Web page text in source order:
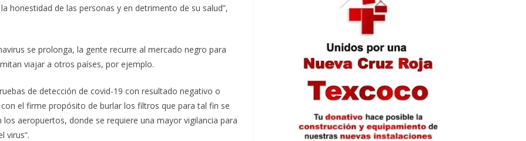
honestidad de las personas y en detrimento de su salud”,
se prolonga, la gente recurre al mercado negro para
viajar a otros países, por ejemplo.
de detección de covid-19 con resultado negativo o
el firme propósito de burlar los filtros que para tal fin se
aeropuertos, donde se requiere una mayor vigilancia para
virus”.